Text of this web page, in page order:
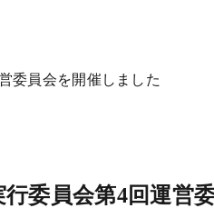
委員会を開催しました
委員会第4回運営